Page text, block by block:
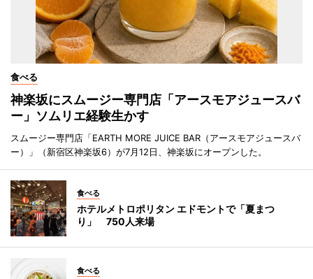
食べる
神楽坂にスムージー専門店「アースモアジュースバ
ー」ソムリエ経験生かす
スムージー専門店「EARTH MORE JUICE BAR（アースモアジュースバ
ー）」（新宿区神楽坂6）が7月12日、神楽坂にオープンした。
食べる
ホテルメトロポリタン エドモントで「夏まつ
り」 750人来場
食べる